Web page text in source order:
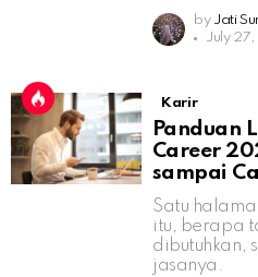
by Jati
July
Karir
Panduan
Career
sampai
Satu
itu, berapa
dibutuhkan,
jasanya.